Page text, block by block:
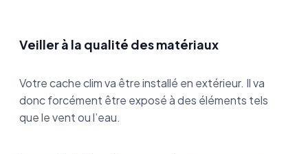
Veiller à la qualité des matériaux
Votre cache clim va être installé en extérieur. Il va
donc forcément être exposé à des éléments tels
que le vent ou l’eau.